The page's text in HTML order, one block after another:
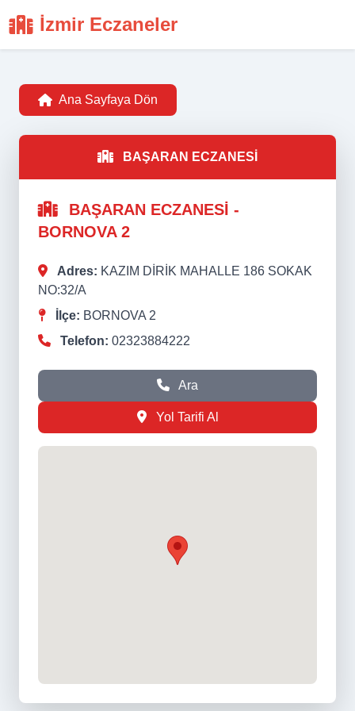
İzmir Eczaneler
Ana Sayfaya Dön
BAŞARAN ECZANESİ
BAŞARAN ECZANESİ -
BORNOVA 2
Adres: KAZIM DİRİK MAHALLE 186 SOKAK
NO:32/A
İlçe: BORNOVA 2
Telefon: 02323884222
Ara
Yol Tarifi Al